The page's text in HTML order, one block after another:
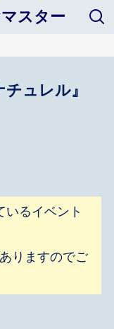
スター
ュレル』
いるイベント
りますのでご